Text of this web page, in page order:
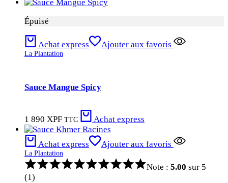
Épuisé
Achat express Ajouter aux favoris
La Plantation
Sauce Mangue Spicy
1 890 XPF TTC Achat express
Achat express Ajouter aux favoris
La Plantation
Note : 5.00 sur 5
(1)